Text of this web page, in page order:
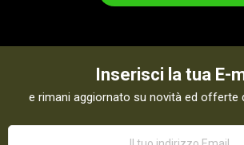
Inserisci la tua E-
e rimani aggiornato su novità ed offerte